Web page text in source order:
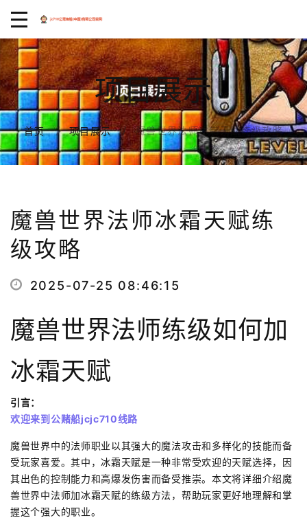
项目展示
首页 项目展示 魔兽世界法师冰霜天赋练级攻略
魔兽世界法师冰霜天赋练
级攻略
2025-07-25 08:46:15
魔兽世界法师练级如何加
冰霜天赋
引言：
欢迎来到公赌船jcjc710线路
魔兽世界中的法师职业以其强大的魔法攻击和多样化的技能而备
受玩家喜爱。其中，冰霜天赋是一种非常受欢迎的天赋选择，因
其出色的控制能力和高爆发伤害而备受推崇。本文将详细介绍魔
兽世界中法师加冰霜天赋的练级方法，帮助玩家更好地理解和掌
握这个强大的职业。